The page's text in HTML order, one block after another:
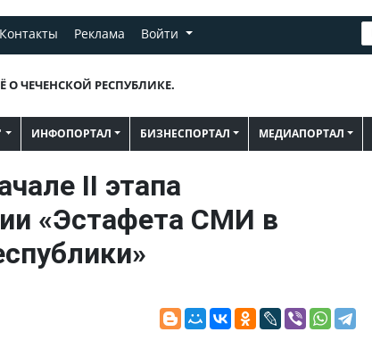
Контакты Реклама Войти
О ЧЕЧЕНСКОЙ РЕСПУБЛИКЕ.
ИНФОПОРТАЛ БИЗНЕСПОРТАЛ МЕДИАПОРТАЛ
II этапа
«Эстафета СМИ в